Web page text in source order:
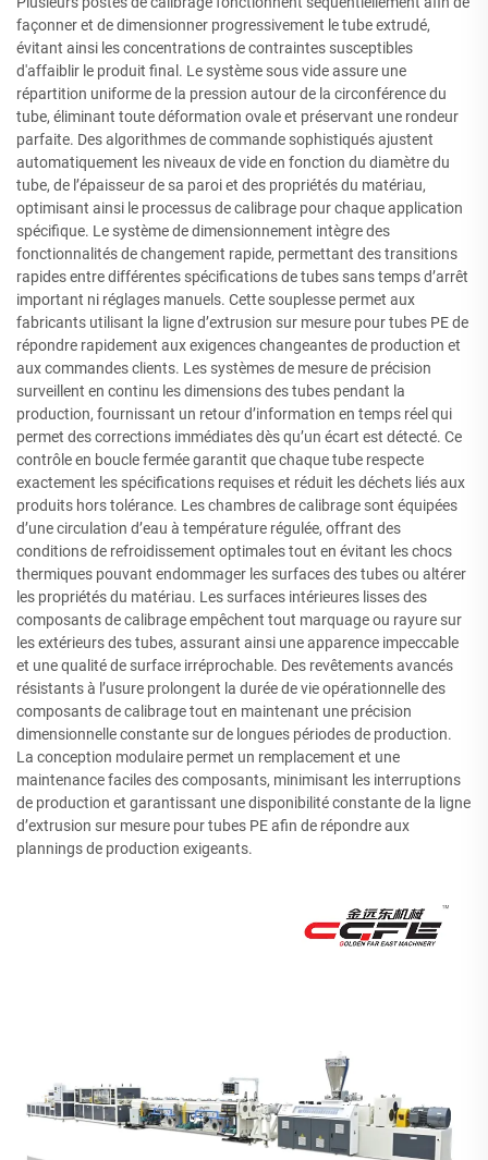
façonner et de dimensionner progressivement le tube extrudé,
évitant ainsi les concentrations de contraintes susceptibles
d'affaiblir le produit final. Le système sous vide assure une
répartition uniforme de la pression autour de la circonférence du
tube, éliminant toute déformation ovale et préservant une rondeur
parfaite. Des algorithmes de commande sophistiqués ajustent
automatiquement les niveaux de vide en fonction du diamètre du
tube, de l’épaisseur de sa paroi et des propriétés du matériau,
optimisant ainsi le processus de calibrage pour chaque application
spécifique. Le système de dimensionnement intègre des
fonctionnalités de changement rapide, permettant des transitions
rapides entre différentes spécifications de tubes sans temps d’arrêt
important ni réglages manuels. Cette souplesse permet aux
fabricants utilisant la ligne d’extrusion sur mesure pour tubes PE de
répondre rapidement aux exigences changeantes de production et
aux commandes clients. Les systèmes de mesure de précision
surveillent en continu les dimensions des tubes pendant la
production, fournissant un retour d’information en temps réel qui
permet des corrections immédiates dès qu’un écart est détecté. Ce
contrôle en boucle fermée garantit que chaque tube respecte
exactement les spécifications requises et réduit les déchets liés aux
produits hors tolérance. Les chambres de calibrage sont équipées
d’une circulation d’eau à température régulée, offrant des
conditions de refroidissement optimales tout en évitant les chocs
thermiques pouvant endommager les surfaces des tubes ou altérer
les propriétés du matériau. Les surfaces intérieures lisses des
composants de calibrage empêchent tout marquage ou rayure sur
les extérieurs des tubes, assurant ainsi une apparence impeccable
et une qualité de surface irréprochable. Des revêtements avancés
résistants à l’usure prolongent la durée de vie opérationnelle des
composants de calibrage tout en maintenant une précision
dimensionnelle constante sur de longues périodes de production.
La conception modulaire permet un remplacement et une
maintenance faciles des composants, minimisant les interruptions
de production et garantissant une disponibilité constante de la ligne
d’extrusion sur mesure pour tubes PE afin de répondre aux
plannings de production exigeants.